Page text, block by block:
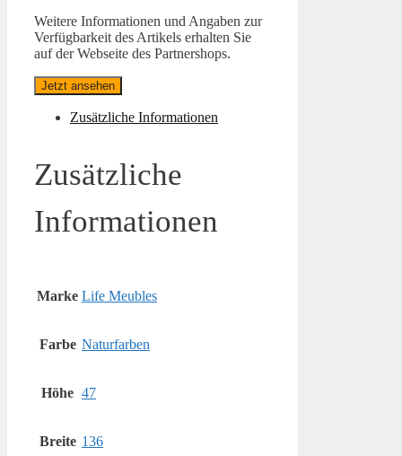
Weitere Informationen und Angaben zur
Verfügbarkeit des Artikels erhalten Sie
auf der Webseite des Partnershops.
Jetzt ansehen
Zusätzliche Informationen
Zusätzliche
Informationen
Marke Life Meubles
Farbe Naturfarben
Höhe 47
Breite 136